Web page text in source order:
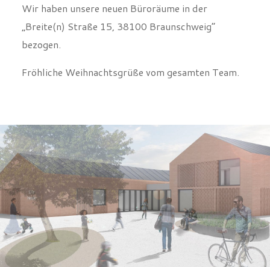
Wir haben unsere neuen Büroräume in der
„Breite(n) Straße 15, 38100 Braunschweig“
bezogen.
Fröhliche Weihnachtsgrüße vom gesamten Team.